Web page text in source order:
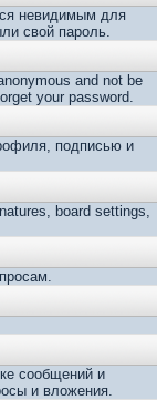
невидимым для
свой пароль.
and not be
your password.
подписью и
board settings,
сообщений и
и вложения.